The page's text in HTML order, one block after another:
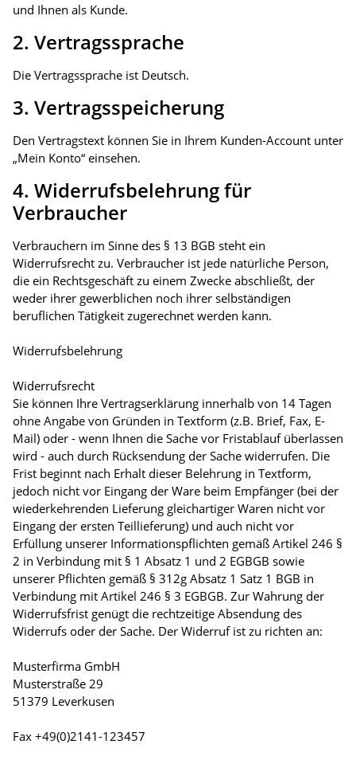
und Ihnen als Kunde.
2. Vertragssprache
Die Vertragssprache ist Deutsch.
3. Vertragsspeicherung
Den Vertragstext können Sie in Ihrem Kunden-Account unter
„Mein Konto“ einsehen.
4. Widerrufsbelehrung für
Verbraucher
Verbrauchern im Sinne des § 13 BGB steht ein
Widerrufsrecht zu. Verbraucher ist jede natürliche Person,
die ein Rechtsgeschäft zu einem Zwecke abschließt, der
weder ihrer gewerblichen noch ihrer selbständigen
beruflichen Tätigkeit zugerechnet werden kann.
Widerrufsbelehrung
Widerrufsrecht
Sie können Ihre Vertragserklärung innerhalb von 14 Tagen
ohne Angabe von Gründen in Textform (z.B. Brief, Fax, E-
Mail) oder - wenn Ihnen die Sache vor Fristablauf überlassen
wird - auch durch Rücksendung der Sache widerrufen. Die
Frist beginnt nach Erhalt dieser Belehrung in Textform,
jedoch nicht vor Eingang der Ware beim Empfänger (bei der
wiederkehrenden Lieferung gleichartiger Waren nicht vor
Eingang der ersten Teillieferung) und auch nicht vor
Erfüllung unserer Informationspflichten gemäß Artikel 246 §
2 in Verbindung mit § 1 Absatz 1 und 2 EGBGB sowie
unserer Pflichten gemäß § 312g Absatz 1 Satz 1 BGB in
Verbindung mit Artikel 246 § 3 EGBGB. Zur Wahrung der
Widerrufsfrist genügt die rechtzeitige Absendung des
Widerrufs oder der Sache. Der Widerruf ist zu richten an:
Musterfirma GmbH
Musterstraße 29
51379 Leverkusen
Fax +49(0)2141-123457